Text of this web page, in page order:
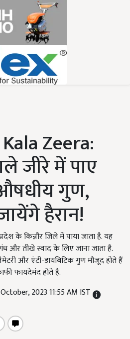
Zeera:
जीरे में पाए
गुण,
हैरान!
के किन्नौर जिले में पाया जाता है. यह
तीखे स्वाद के लिए जाना जाता है.
और एंटी-डायबिटिक गुण मौजूद होते हैं
फायदेमंद होते हैं.
2023 11:55 AM IST